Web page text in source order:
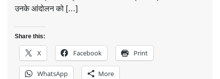
उनके आंदोलन को […]
Share this:
X Facebook Print
WhatsApp More